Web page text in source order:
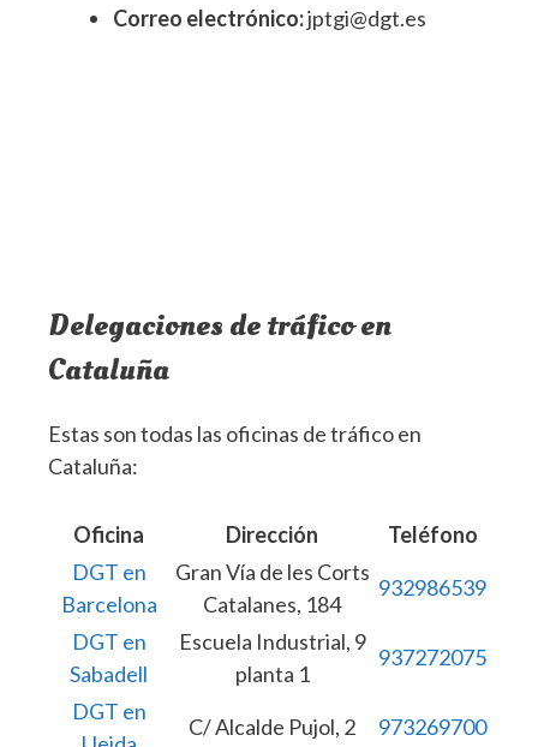
Correo electrónico:jptgi@dgt.es
Delegaciones de tráfico en
Cataluña
Estas son todas las oficinas de tráfico en
Cataluña:
Oficina Dirección
Teléfono
DGT en
Barcelona
Gran Vía de les Corts
Catalanes, 184
932986539
DGT en
Sabadell
Escuela Industrial, 9
planta 1
937272075
DGT en
C/ Alcalde Pujol, 2 973269700